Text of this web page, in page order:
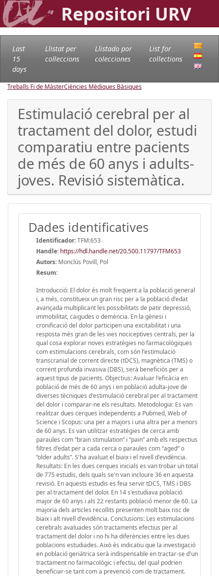
Repositori URV
Last
15
days
Llistat per
col·leccions
Llistado por
colecciones
List for
collections
Treballs Fi de MàsterCiències Mèdiques Bàsiques
Estimulació cerebral per al
tractament del dolor, estudi
comparatiu entre pacients
de més de 60 anys i adults-
joves. Revisió sistemàtica.
Dades identificatives
Identificador:TFM:653
Handle: https://hdl.handle.net/20.500.11797/TFM653
Autors: Monclús Povill, Pol
Resum:
Introducció: El dolor és molt freqüent a la població general
i, a més, constitueix un gran risc per a la població d'edat
avançada multiplicant les possibilitats de patir depressió,
immobilitat, caigudes o demència. En la gènesi i
cronificació del dolor participen una excitabilitat i una
resposta més gran de les vies nociceptives centrals, per la
qual cosa explorar noves estratègies no farmacològiques
com estimulacions cerebrals, com són l'estimulació
transcranial de corrent directe (tDCS), magnètica (TMS) o
corrent profunda invasiva (DBS), serà beneficiós per a
aquest tipus de pacients. Objectius: Avaluar l'eficàcia en
població de més de 60 anys i en població adulta-jove de
diverses tècniques d'estimulació cerebral per al tractament
del dolor i comparar-ne els resultats. Metodologia: Es van
realitzar dues cerques independents a Pubmed, Web of
Science i Scopus: una per a majors i una altra per a menors
de 60 anys. Es van utilitzar estratègies de cerca amb
paraules com “brain stimulation” i “pain” amb els respectius
filtres d'edat per a cada cerca o paraules com “aged” o
“older adults”. S'ha avaluat el biaix i el nivell d'evidència.
Resultats: En les dues cerques inicials es van trobar un total
de 775 estudis, dels quals se'n van incloure 36 en aquesta
revisió. En aquests estudis es feia servir tDCS, TMS i DBS
per al tractament del dolor. En 14 s'estudiava població
major de 60 anys i als 22 restants població menor de 60. La
majoria dels articles recollits presenten molt baix risc de
biaix i alt nivell d'evidència. Conclusions: Les estimulacions
cerebrals avaluades són tractaments efectius per al
tractament del dolor i no hi ha diferències entre les dues
poblacions estudiades. Això és indicatiu que la investigació
en població geriàtrica serà indispensable en tractar-se d'un
tractament no farmacològic i efectiu, del qual podrien
beneficiar-se tant com a prevenció com de tractament.